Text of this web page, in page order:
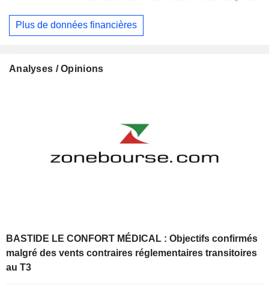
Plus de données financières
Analyses / Opinions
BASTIDE LE CONFORT MÉDICAL : Objectifs confirmés
malgré des vents contraires réglementaires transitoires
au T3